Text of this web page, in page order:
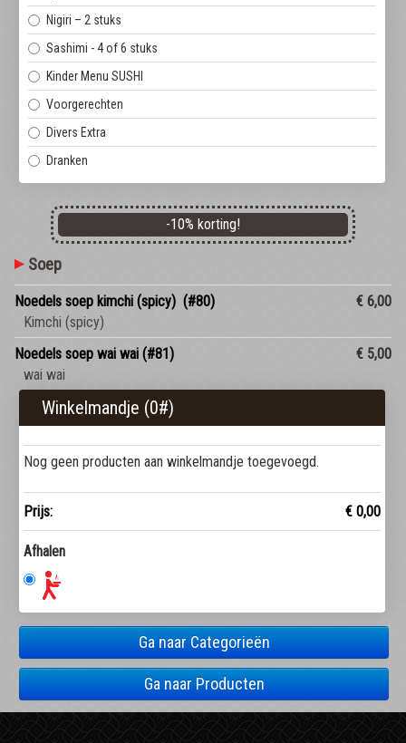
Nigiri – 2 stuks
Sashimi - 4 of 6 stuks
Kinder Menu SUSHI
Voorgerechten
Divers Extra
Dranken
-10% korting!
Soep
Noedels soep kimchi (spicy) (#80)
Kimchi (spicy)
€ 6,00
Noedels soep wai wai (#81)
wai wai
€ 5,00
Winkelmandje (0#)
Nog geen producten aan winkelmandje toegevoegd.
Prijs: € 0,00
Afhalen
Ga naar Categorieën
Ga naar Producten